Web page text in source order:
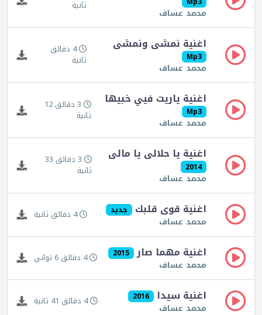
محمد عساف
ثانية
اغنية نمشى ونمشى
Mp3
محمد عساف
4 دقائق
ثانية
اغنية ياريت فيي خبيها
Mp3
محمد عساف
3 دقائق 12
ثانية
اغنية يا حلالى يا مالى
2014
محمد عساف
3 دقائق 33
ثانية
اغنية قوى قلبك جديد
محمد عساف 4 دقائق ثانية
اغنية مهما صار 2015
محمد عساف 4 دقائق 6 ثواني
اغنية سيدا 2016
محمد عساف 4 دقائق 41 ثانية